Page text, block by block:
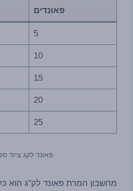
פאונדים
5
10
15
20
25
פאונד לקג ציוד
מחשבון המרת פאונד לק"ג הוא